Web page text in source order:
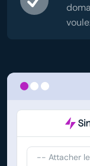
-- Attacher